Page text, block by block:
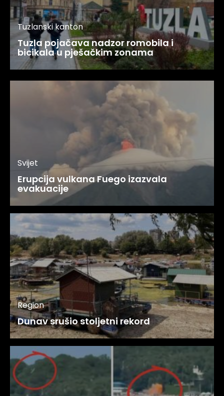
Tuzlanski kanton
Tuzla pojačava nadzor romobila i
bicikala u pješačkim zonama
Svijet
Erupcija vulkana Fuego izazvala
evakuacije
Region
Dunav srušio stoljetni rekord